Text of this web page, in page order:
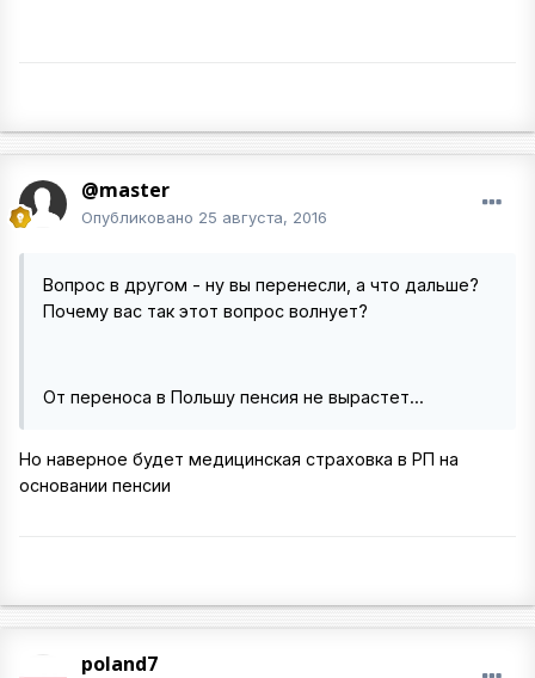
@master
Опубликовано 25 августа, 2016
Вопрос в другом - ну вы перенесли, а что дальше?
Почему вас так этот вопрос волнует?
От переноса в Польшу пенсия не вырастет...
Но наверное будет медицинская страховка в РП на
основании пенсии
poland7